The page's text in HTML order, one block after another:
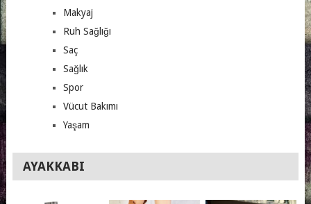
Makyaj
Ruh Sağlığı
Saç
Sağlık
Spor
Vücut Bakımı
Yaşam
AYAKKABI